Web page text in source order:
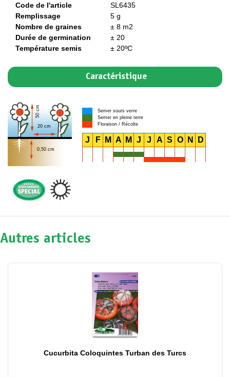
Code de l'article
SL6435
Remplissage
5 g
Nombre de graines
± 8 m2
Durée de germination
± 20
Température semis
± 20ºC
Caractéristique
0,50 cm
50 cm
20 cm
Semer sours verre
Semer en pleine terre
Floraison / Récolte
J F M A M J J A S O N D
Autres articles
Cucurbita Coloquintes Turban des Turcs